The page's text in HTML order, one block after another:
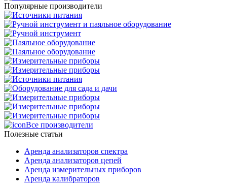
Популярные производители
Все производители
Полезные статьи
Аренда анализаторов спектра
Аренда анализаторов цепей
Аренда измерительных приборов
Аренда калибраторов